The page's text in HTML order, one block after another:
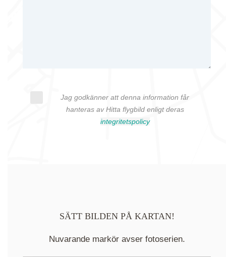
Jag godkänner att denna information får
hanteras av Hitta flygbild enligt deras
integritetspolicy
SÄTT BILDEN PÅ KARTAN!
Nuvarande markör avser fotoserien.